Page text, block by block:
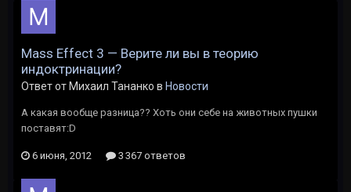
Mass Effect 3 — Верите ли вы в теорию
индоктринации?
Ответ от Михаил Тананко в Новости
А какая вообще разница?? Хоть они себе на животных пушки
поставят:D
6 июня, 2012 3 367 ответов